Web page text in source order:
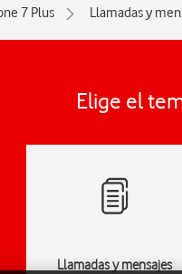
7 Plus Llamadas y
Elige el
Llamadas y mensajes